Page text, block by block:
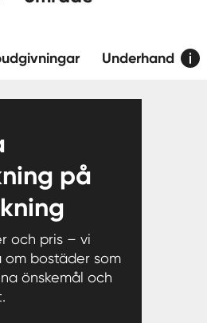
Underhand
på
och pris – vi
om bostäder som
önskemål och